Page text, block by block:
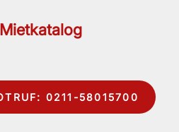
0211-58015700